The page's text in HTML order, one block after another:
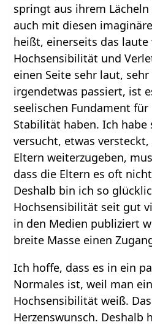
springt aus ihrem
auch mit diesen
heißt, einerseits das
Hochsensibilität und
einen Seite sehr laut,
irgendetwas passiert, ist
seelischen Fundament
Stabilität haben. Ich habe
versucht, etwas
Eltern weiterzugeben,
dass die Eltern es oft
Deshalb bin ich so
Hochsensibilität seit gut
in den Medien publiziert
breite Masse einen
Ich hoffe, dass es in ein
Normales ist, weil man
Hochsensibilität weiß.
Herzenswunsch. Deshalb